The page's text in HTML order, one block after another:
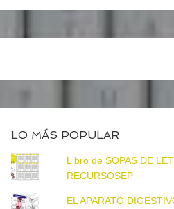
LO MÁS POPULAR
Libro de SOPAS DE
RECURSOSEP
EL APARATO